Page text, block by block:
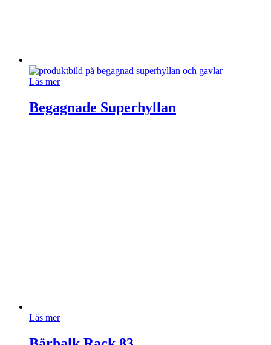
Läs mer
Begagnade Superhyllan
Läs mer